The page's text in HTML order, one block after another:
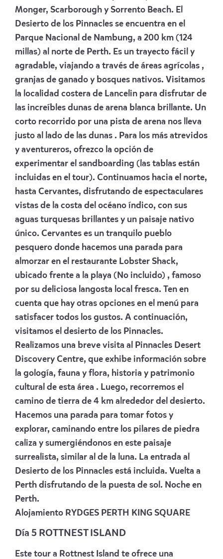
Monger, Scarborough y Sorrento Beach. El
Desierto de los Pinnacles se encuentra en el
Parque Nacional de Nambung, a 200 km (124
millas) al norte de Perth. Es un trayecto fácil y
agradable, viajando a través de áreas agrícolas ,
granjas de ganado y bosques nativos. Visitamos
la localidad costera de Lancelin para disfrutar de
las increíbles dunas de arena blanca brillante. Un
corto recorrido por una pista de arena nos lleva
justo al lado de las dunas . Para los más atrevidos
y aventureros, ofrezco la opción de
experimentar el sandboarding (las tablas están
incluidas en el tour). Continuamos hacia el norte,
hasta Cervantes, disfrutando de espectaculares
vistas de la costa del océano índico, con sus
aguas turquesas brillantes y un paisaje nativo
único. Cervantes es un tranquilo pueblo
pesquero donde hacemos una parada para
almorzar en el restaurante Lobster Shack,
ubicado frente a la playa (No incluido) , famoso
por su deliciosa langosta local fresca. Ten en
cuenta que hay otras opciones en el menú para
satisfacer todos los gustos. A continuación,
visitamos el desierto de los Pinnacles.
Realizamos una breve visita al Pinnacles Desert
Discovery Centre, que exhibe información sobre
la gología, fauna y flora, historia y patrimonio
cultural de esta área . Luego, recorremos el
camino de tierra de 4 km alrededor del desierto.
Hacemos una parada para tomar fotos y
explorar, caminando entre los pilares de piedra
caliza y sumergiéndonos en este paisaje
surrealista, similar al de la luna. La entrada al
Desierto de los Pinnacles está incluida. Vuelta a
Perth disfrutando de la puesta de sol. Noche en
Perth.
Alojamiento RYDGES PERTH KING SQUARE
Día 5 ROTTNEST ISLAND
Este tour a Rottnest Island te ofrece una